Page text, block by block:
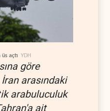
açtı YDH
göre
arasındaki
arabuluculuk
ait